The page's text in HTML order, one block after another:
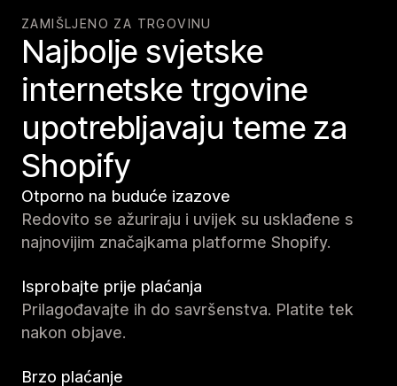
ZAMIŠLJENO ZA TRGOVINU
Najbolje svjetske
internetske trgovine
upotrebljavaju teme za
Shopify
Otporno na buduće izazove
Redovito se ažuriraju i uvijek su usklađene s
najnovijim značajkama platforme Shopify.
Isprobajte prije plaćanja
Prilagođavajte ih do savršenstva. Platite tek
nakon objave.
Brzo plaćanje